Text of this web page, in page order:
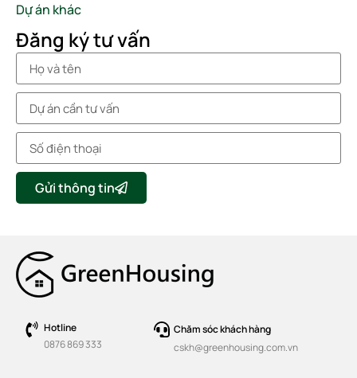
Dự án khác
Đăng ký tư vấn
Gửi thông tin
Hotline
0876 869 333
Chăm sóc khách hàng
cskh@greenhousing.com.vn